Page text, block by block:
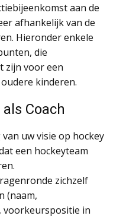
aan de
afhankelijk van de
Hieronder enkele
die
zijn voor een
kinderen.
Coach
uw visie op hockey
een hockeyteam
zichzelf
(naam,
voorkeurspositie in